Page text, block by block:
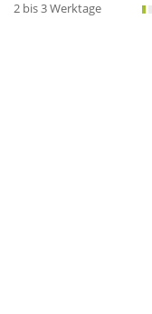
2 bis 3 Werktage